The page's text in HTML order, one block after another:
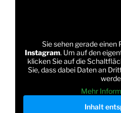
Sie sehen gerade
Instagram. Um auf den
klicken Sie auf die
Sie, dass dabei Daten an
Mehr
Inhalt